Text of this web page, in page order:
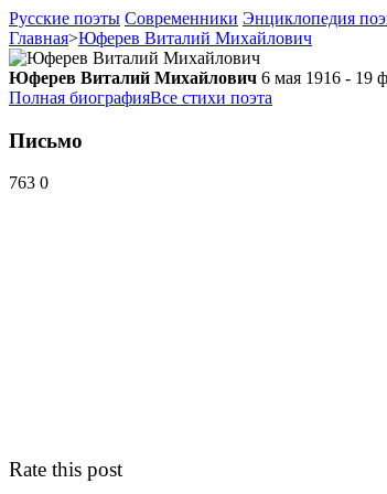
Русские поэты Современники Энциклопедия
Главная>Юферев Виталий Михайлович
Юферев Виталий Михайлович 6 мая 1916 - 19
Полная биографияВсе стихи поэта
Письмо
763 0
Rate this post